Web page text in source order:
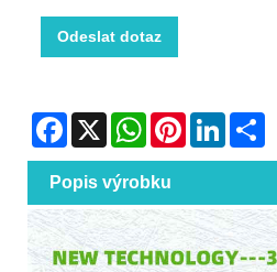
Odeslat dotaz
Facebook
X WhatsAppPinterestLinkedIn
Popis výrobku